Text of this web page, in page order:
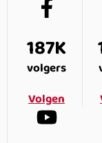
187K
volgers
Volgen